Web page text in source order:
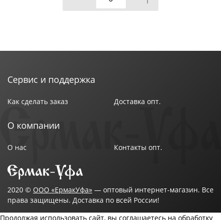
Сервис и поддержка
Как сделать заказ Доставка опт.
О компании
О нас Контакты опт.
2020 © ООО «ЕрмакУфа» — оптовый интернет-магазин. Все
права защищены. Доставка по всей России!
Продолжая использовать сайт, вы соглашаетесь на обработку